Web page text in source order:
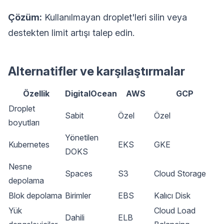
Çözüm: Kullanılmayan droplet'leri silin veya
destekten limit artışı talep edin.
Alternatifler ve karşılaştırmalar
Özellik DigitalOcean AWS
GCP
Droplet
boyutları
Sabit Özel Özel
Kubernetes
Yönetilen
DOKS
EKS GKE
Nesne
depolama
Spaces S3 Cloud Storage
Blok depolama Birimler EBS
Kalıcı Disk
Yük
Dahili ELB
Cloud Load